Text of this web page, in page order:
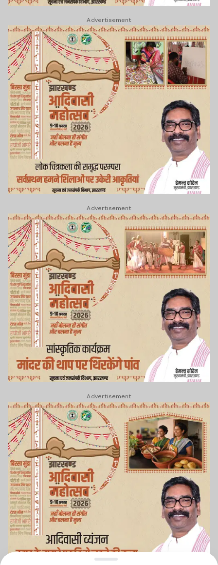
Advertisement
Advertisement
Advertisement